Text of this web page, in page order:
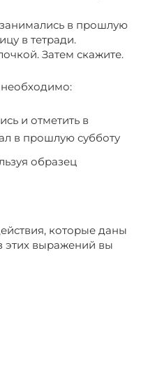
в прошлую
в тетради.
Затем скажите.
и отметить в
в прошлую субботу
образец
которые даны
этих выражений вы